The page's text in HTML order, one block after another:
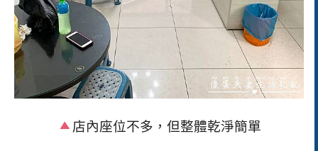
店內座位不多，但整體乾淨簡單